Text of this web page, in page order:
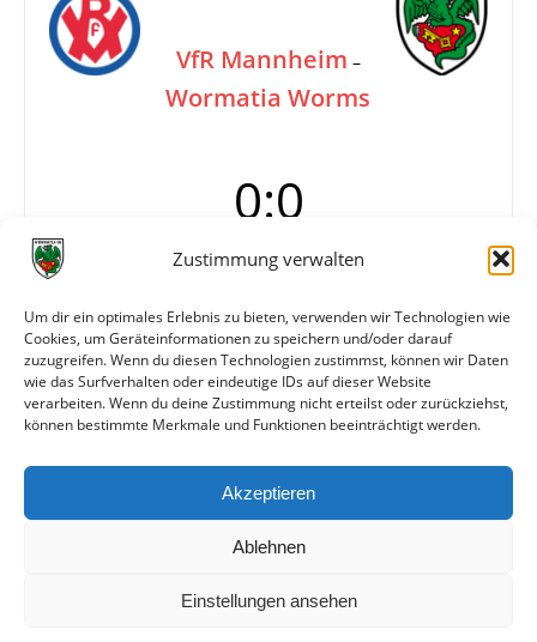
Zustimmung verwalten
Um dir ein optimales Erlebnis zu bieten, verwenden wir Technologien wie
Cookies, um Geräteinformationen zu speichern und/oder darauf
zuzugreifen. Wenn du diesen Technologien zustimmst, können wir Daten
wie das Surfverhalten oder eindeutige IDs auf dieser Website
verarbeiten. Wenn du deine Zustimmung nicht erteilst oder zurückziehst,
können bestimmte Merkmale und Funktionen beeinträchtigt werden.
Akzeptieren
Ablehnen
Einstellungen ansehen
VfR Mannheim –
Wormatia Worms
0:0
250 Zuschauer
Info
Das Spiele fand auf dem Gelände des BSC 1914
Oppau in der Edigheimer Str. 110 in
Ludwigshafen statt.
Alle bisherigen Partien der beiden Mannschaften
anzeigen